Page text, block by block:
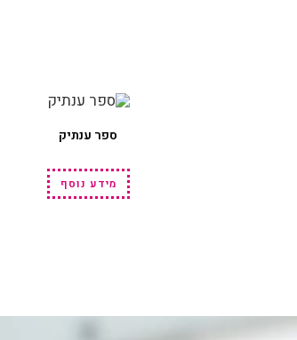
ספר ענתיק
מידע נוסף